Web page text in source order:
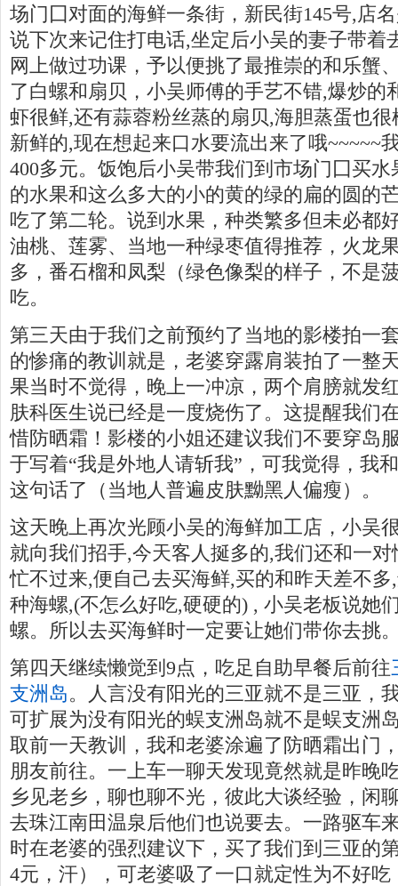
场门囗对面的海鲜一条街，新民街145号,店
说下次来记住打电话,坐定后小吴的妻子带着
网上做过功课，予以便挑了最推崇的和乐蟹
了白螺和扇贝，小吴师傅的手艺不错,爆炒的
虾很鲜,还有蒜蓉粉丝蒸的扇贝,海胆蒸蛋也
新鲜的,现在想起来口水要流出来了哦~~~~~
400多元。饭饱后小吴带我们到市场门囗买
的水果和这么多大的小的黄的绿的扁的圆的
吃了第二轮。说到水果，种类繁多但未必都
油桃、莲雾、当地一种绿枣值得推荐，火龙
多，番石榴和凤梨（绿色像梨的样子，不是
吃。
第三天由于我们之前预约了当地的影楼拍一
的惨痛的教训就是，老婆穿露肩装拍了一整
果当时不觉得，晚上一冲凉，两个肩膀就发
肤科医生说已经是一度烧伤了。这提醒我们
惜防晒霜！影楼的小姐还建议我们不要穿岛
于写着“我是外地人请斩我”，可我觉得，我
这句话了（当地人普遍皮肤黝黑人偏瘦）。
这天晚上再次光顾小吴的海鲜加工店，小吴
就向我们招手,今天客人挻多的,我们还和一
忙不过来,便自己去买海鲜,买的和昨天差不
种海螺,(不怎么好吃,硬硬的) , 小吴老板说她
螺。所以去买海鲜时一定要让她们带你去挑
第四天继续懒觉到9点，吃足自助早餐后前往
支洲岛。人言没有阳光的三亚就不是三亚，
可扩展为没有阳光的蜈支洲岛就不是蜈支洲
取前一天教训，我和老婆涂遍了防晒霜出门
朋友前往。一上车一聊天发现竟然就是昨晚
乡见老乡，聊也聊不光，彼此大谈经验，闲
去珠江南田温泉后他们也说要去。一路驱车
时在老婆的强烈建议下，买了我们到三亚的
4元，汗），可老婆吸了一口就定性为不好